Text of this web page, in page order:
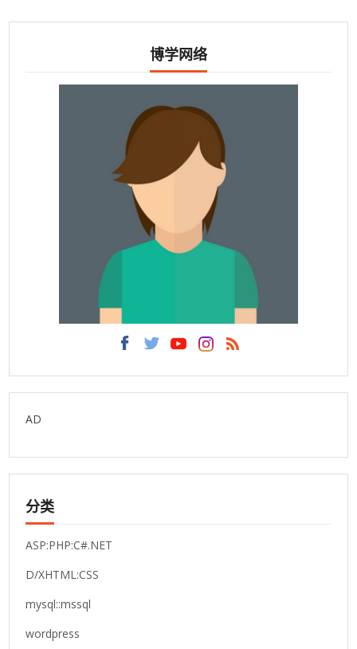
博学网络
AD
分类
ASP:PHP:C#.NET
D/XHTML:CSS
mysql::mssql
wordpress